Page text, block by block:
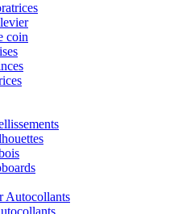
coin
Autocollants